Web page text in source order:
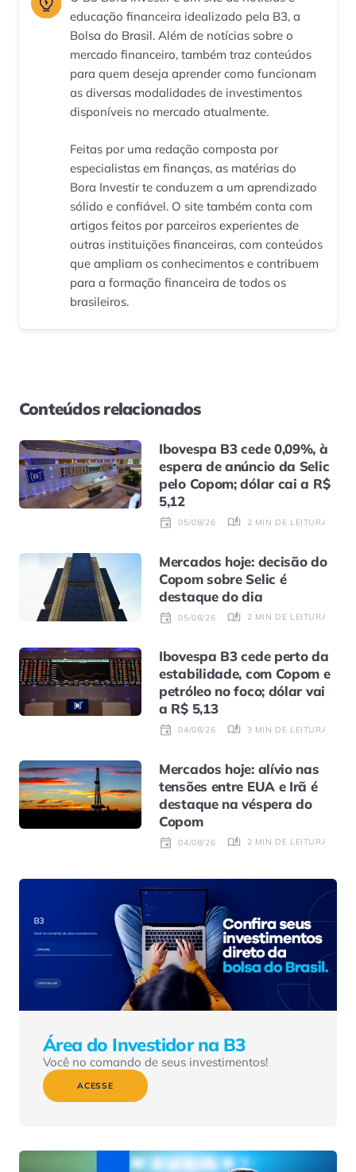
educação financeira idealizado pela B3, a
Bolsa do Brasil. Além de notícias sobre o
mercado financeiro, também traz conteúdos
para quem deseja aprender como funcionam
as diversas modalidades de investimentos
disponíveis no mercado atualmente.
Feitas por uma redação composta por
especialistas em finanças, as matérias do
Bora Investir te conduzem a um aprendizado
sólido e confiável. O site também conta com
artigos feitos por parceiros experientes de
outras instituições financeiras, com conteúdos
que ampliam os conhecimentos e contribuem
para a formação financeira de todos os
brasileiros.
Conteúdos relacionados
Ibovespa B3 cede 0,09%, à
espera de anúncio da Selic
pelo Copom; dólar cai a R$
5,12
05/08/26 2 MIN DE LEITURA
Mercados hoje: decisão do
Copom sobre Selic é
destaque do dia
05/08/26 2 MIN DE LEITURA
Ibovespa B3 cede perto da
estabilidade, com Copom e
petróleo no foco; dólar vai
a R$ 5,13
04/08/26 3 MIN DE LEITURA
Mercados hoje: alívio nas
tensões entre EUA e Irã é
destaque na véspera do
Copom
04/08/26 2 MIN DE LEITURA
Área do Investidor na B3
Você no comando de seus investimentos!
ACESSE